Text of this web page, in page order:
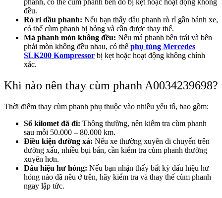
phanh, có thể cùm phanh bên đó bị kẹt hoặc hoạt động không
đều.
Rò rỉ dầu phanh: Nếu bạn thấy dầu phanh rò rỉ gần bánh xe,
có thể cùm phanh bị hỏng và cần được thay thế.
Má phanh mòn không đều: Nếu má phanh bên trái và bên
phải mòn không đều nhau, có thể phụ tùng Mercedes
SLK200 Kompressor bị kẹt hoặc hoạt động không chính
xác.
Khi nào nên thay cùm phanh A0034239698?
Thời điểm thay cùm phanh phụ thuộc vào nhiều yếu tố, bao gồm:
Số kilomet đã đi: Thông thường, nên kiểm tra cùm phanh
sau mỗi 50.000 – 80.000 km.
Điều kiện đường xá: Nếu xe thường xuyên di chuyển trên
đường xấu, nhiều bụi bẩn, cần kiểm tra cùm phanh thường
xuyên hơn.
Dấu hiệu hư hỏng: Nếu bạn nhận thấy bất kỳ dấu hiệu hư
hỏng nào đã nêu ở trên, hãy kiểm tra và thay thế cùm phanh
ngay lập tức.